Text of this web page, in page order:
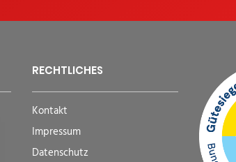
RECHTLICHES
Kontakt
Impressum
Datenschutz